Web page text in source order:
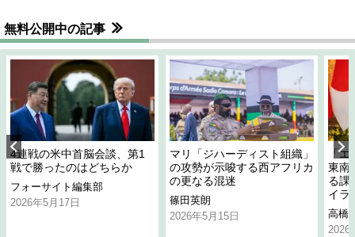
無料公開中の記事
4連戦の米中首脳会談、第1
戦で勝ったのはどちらか
フォーサイト編集部
2026年5月17日
マリ「ジハーディスト組織」
の攻勢が示唆する西アフリカ
の更なる混迷
篠田英朗
2026年5月15日
「
東南
る課
イラ
高橋
2026